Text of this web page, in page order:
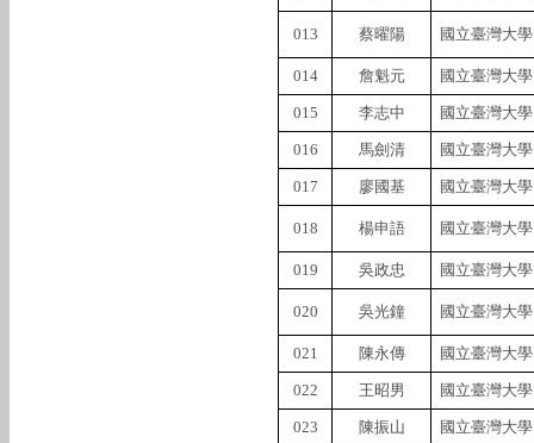
013 蔡曜陽 國立臺灣大學
014 詹魁元 國立臺灣大學
015 李志中 國立臺灣大學
016 馬劍清 國立臺灣大學
017 廖國基 國立臺灣大學
018 楊申語 國立臺灣大學
019 吳政忠 國立臺灣大學
020 吳光鐘 國立臺灣大學
021 陳永傳 國立臺灣大學
022 王昭男 國立臺灣大學
023 陳振山 國立臺灣大學